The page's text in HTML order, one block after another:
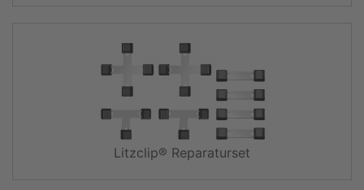
Litzclip® Reparaturset